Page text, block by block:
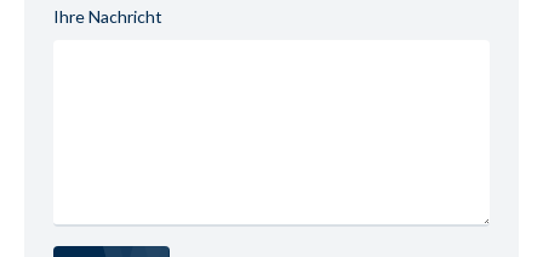
Ihre Nachricht